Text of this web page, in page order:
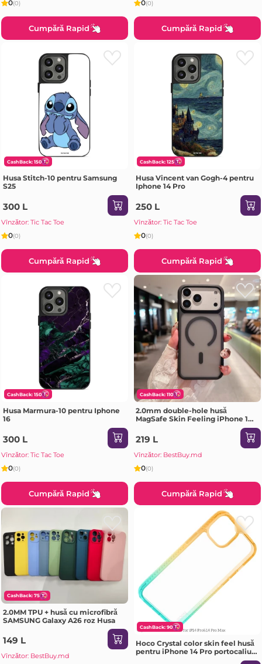
0(0)
Cumpără Rapid
0(0)
Cumpără Rapid
CashBack: 150
Husa Stitch-10 pentru Samsung
S25
300 L
Vînzător: Tic Tac Toe
0(0)
Cumpără Rapid
CashBack: 125
Husa Vincent van Gogh-4 pentru
Iphone 14 Pro
250 L
Vînzător: Tic Tac Toe
0(0)
Cumpără Rapid
CashBack: 150
Husa Marmura-10 pentru Iphone
16
300 L
Vînzător: Tic Tac Toe
0(0)
Cumpără Rapid
CashBack: 110
2.0mm double-hole husă
MagSafe Skin Feeling iPhone 17
219 L
Vînzător: BestBuy.md
0(0)
Cumpără Rapid
CashBack: 75
2.0MM TPU + husă cu microfibră
SAMSUNG Galaxy A26 roz Husa
149 L
Vînzător: BestBuy.md
CashBack: 90
Hoco Crystal color skin feel husă
pentru iPhone 14 Pro portocaliu